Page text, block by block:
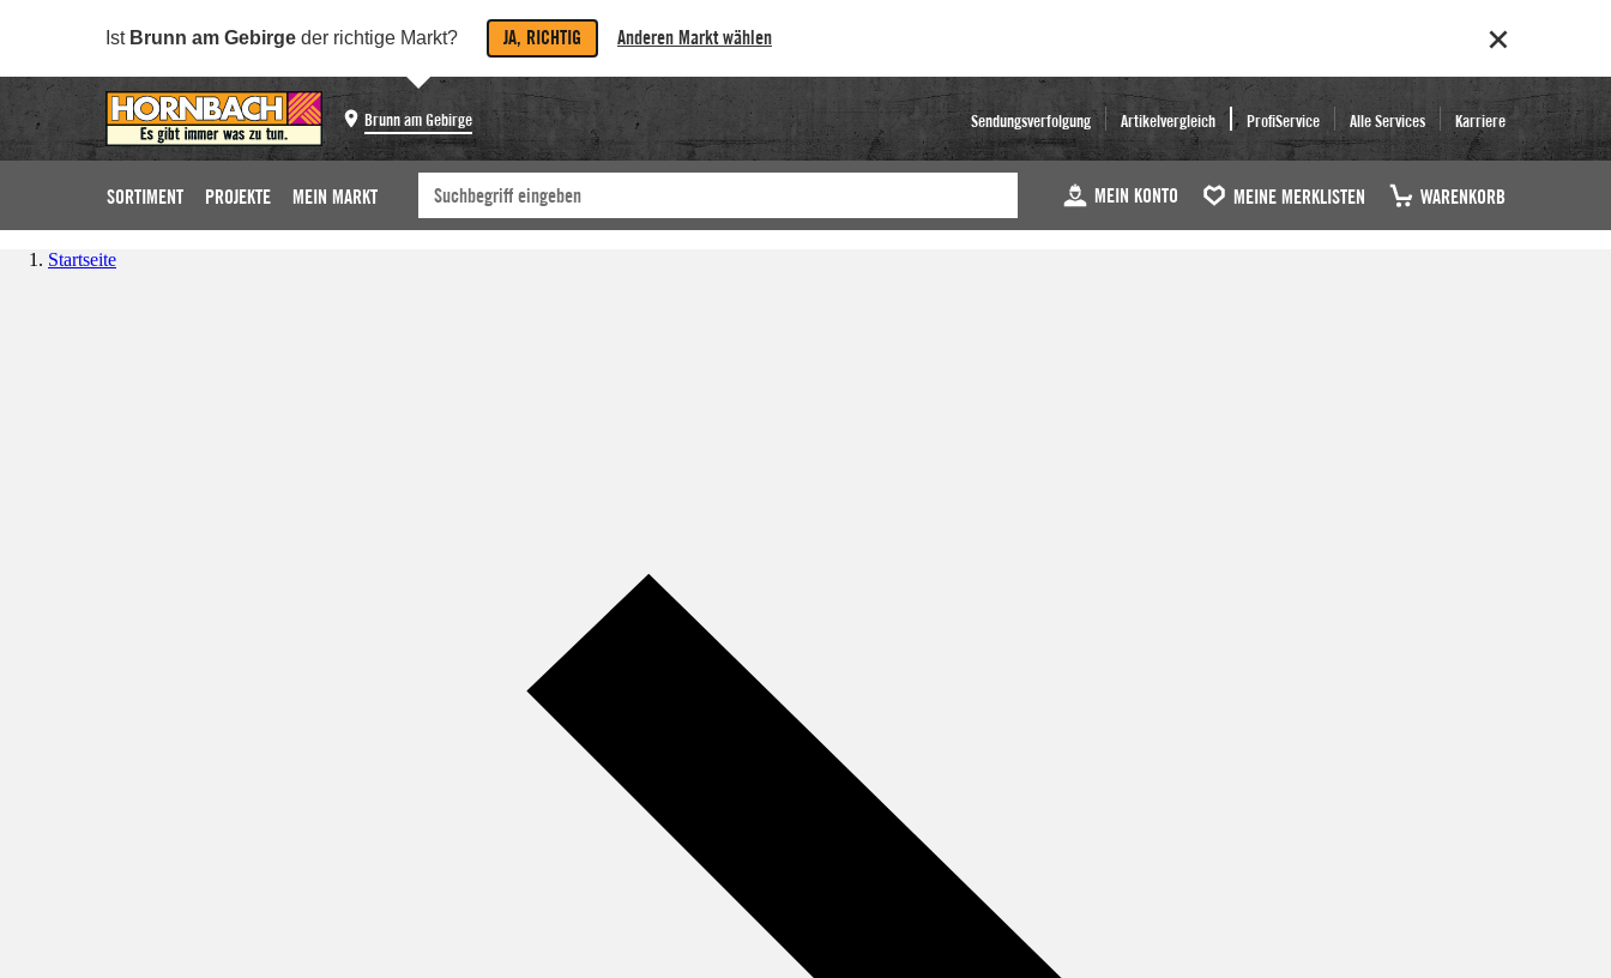
Ist Brunn am Gebirge der richtige Markt? JA, RICHTIG Anderen Markt wählen
Brunn am Gebirge Sendungsverfolgung Artikelvergleich ProfiService Alle Services Karriere
SORTIMENT PROJEKTE MEIN MARKT MEIN KONTO MEINE MERKLISTEN WARENKORB
Startseite